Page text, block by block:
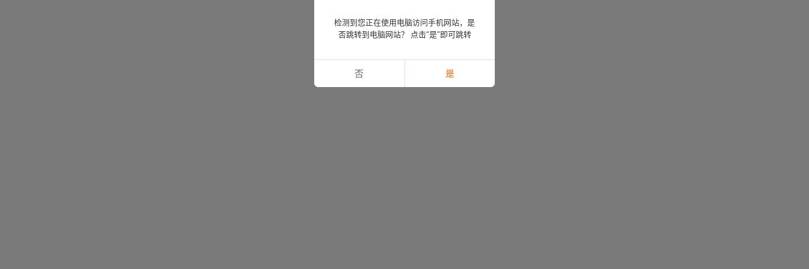
检测到您正在使用电脑访问手机网站，是
否跳转到电脑网站？ 点击“是”即可跳转
否 是